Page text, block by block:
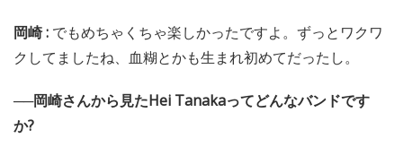
岡崎 : でもめちゃくちゃ楽しかったですよ。ずっとワクワ
クしてましたね、血糊とかも生まれ初めてだったし。
──岡崎さんから見たHei Tanakaってどんなバンドです
か?